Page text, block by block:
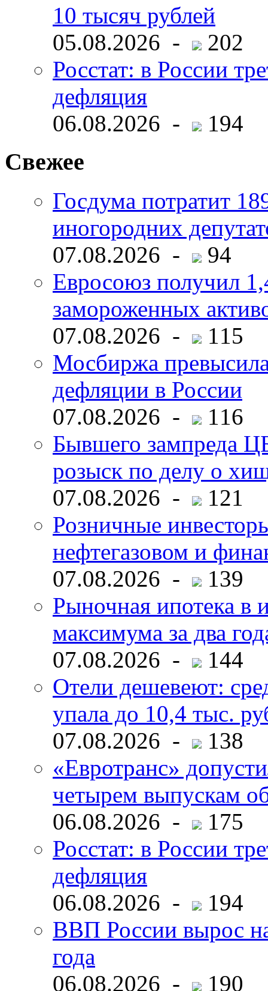
10 тысяч рублей
05.08.2026 -
202
Росстат: в России
дефляция
06.08.2026 -
194
Свежее
Госдума потратит
иногородних
07.08.2026 -
94
Евросоюз получил
замороженных
07.08.2026 -
115
Мосбиржа
дефляции в России
07.08.2026 -
116
Бывшего зампреда
розыск по делу о
07.08.2026 -
121
Розничные
нефтегазовом и
07.08.2026 -
139
Рыночная ипотека в
максимума за два
07.08.2026 -
144
Отели дешевеют:
упала до 10,4 тыс.
07.08.2026 -
138
«Евротранс»
четырем выпускам
06.08.2026 -
175
Росстат: в России
дефляция
06.08.2026 -
194
ВВП России вырос
года
06.08.2026 -
190